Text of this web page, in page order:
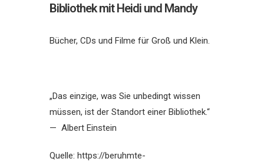
Bibliothek mit Heidi und Mandy
Bücher, CDs und Filme für Groß und Klein.
„Das einzige, was Sie unbedingt wissen
müssen, ist der Standort einer Bibliothek.“
— Albert Einstein
Quelle: https://beruhmte-